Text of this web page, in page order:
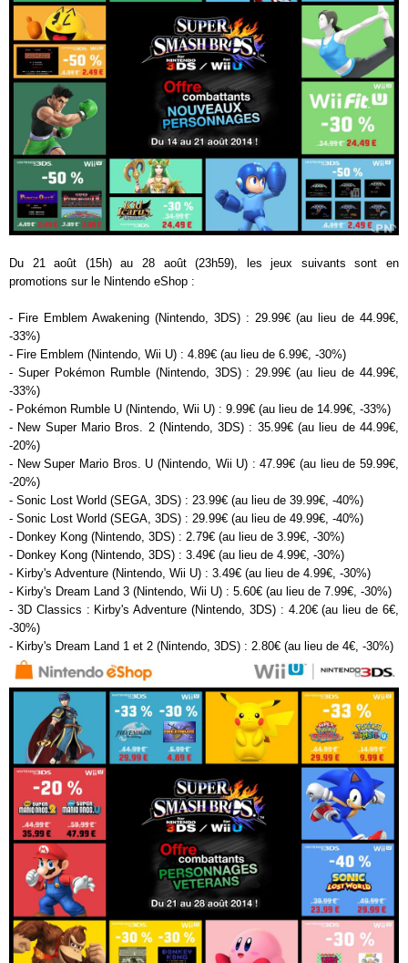
Du 21 août (15h) au 28 août (23h59), les jeux suivants sont en
promotions sur le Nintendo eShop :
- Fire Emblem Awakening (Nintendo, 3DS) : 29.99€ (au lieu de 44.99€,
-33%)
- Fire Emblem (Nintendo, Wii U) : 4.89€ (au lieu de 6.99€, -30%)
- Super Pokémon Rumble (Nintendo, 3DS) : 29.99€ (au lieu de 44.99€,
-33%)
- Pokémon Rumble U (Nintendo, Wii U) : 9.99€ (au lieu de 14.99€, -33%)
- New Super Mario Bros. 2 (Nintendo, 3DS) : 35.99€ (au lieu de 44.99€,
-20%)
- New Super Mario Bros. U (Nintendo, Wii U) : 47.99€ (au lieu de 59.99€,
-20%)
- Sonic Lost World (SEGA, 3DS) : 23.99€ (au lieu de 39.99€, -40%)
- Sonic Lost World (SEGA, 3DS) : 29.99€ (au lieu de 49.99€, -40%)
- Donkey Kong (Nintendo, 3DS) : 2.79€ (au lieu de 3.99€, -30%)
- Donkey Kong (Nintendo, 3DS) : 3.49€ (au lieu de 4.99€, -30%)
- Kirby's Adventure (Nintendo, Wii U) : 3.49€ (au lieu de 4.99€, -30%)
- Kirby's Dream Land 3 (Nintendo, Wii U) : 5.60€ (au lieu de 7.99€, -30%)
- 3D Classics : Kirby's Adventure (Nintendo, 3DS) : 4.20€ (au lieu de 6€,
-30%)
- Kirby's Dream Land 1 et 2 (Nintendo, 3DS) : 2.80€ (au lieu de 4€, -30%)